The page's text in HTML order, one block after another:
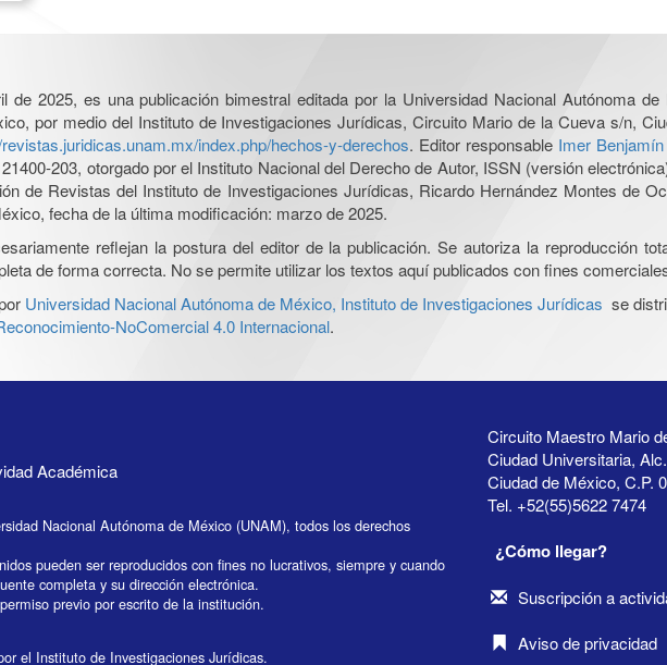
de 2025, es una publicación bimestral editada por la Universidad Nacional Autónoma de
por medio del Instituto de Investigaciones Jurídicas, Circuito Mario de la Cueva s/n,
index.php/hechos-y-derechos. Editor responsable Imer
203, otorgado por el Instituto Nacional del Derecho de Autor, ISSN (versión
de Revistas del Instituto de Investigaciones Jurídicas, Ricardo Hernández Montes de
fecha de la última modificación: marzo de 2025.
reflejan la postura del editor de la publicación. Se autoriza la reproducción
de forma correcta. No se permite utilizar los textos aquí publicados con fines
Universidad Nacional Autónoma de México, Instituto de Investigaciones Jurídicas se
NoComercial 4.0 Internacional.
Académica
Nacional Autónoma de México (UNAM), todos los derechos
pueden ser reproducidos con fines no lucrativos, siempre y cuando
completa y su dirección electrónica.
previo por escrito de la institución.
el Instituto de Investigaciones Jurídicas.
Circuito Maestro Mario
Ciudad Universitaria,
Ciudad de México, C.P.
Tel. +52(55)5622 7474
¿Cómo llegar?
Suscripción a
Aviso de privacidad